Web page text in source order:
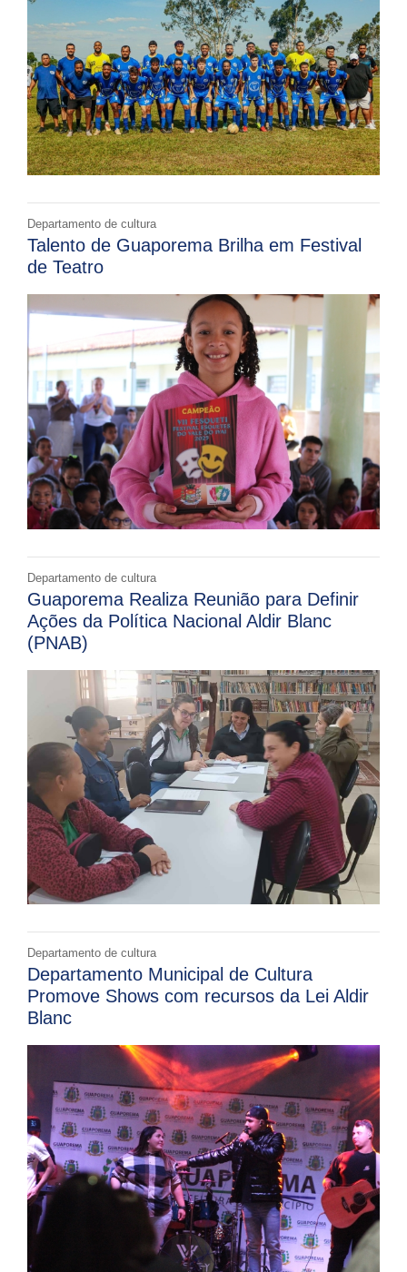
Departamento de cultura
Talento de Guaporema Brilha em Festival
de Teatro
Departamento de cultura
Guaporema Realiza Reunião para Definir
Ações da Política Nacional Aldir Blanc
(PNAB)
Departamento de cultura
Departamento Municipal de Cultura
Promove Shows com recursos da Lei Aldir
Blanc